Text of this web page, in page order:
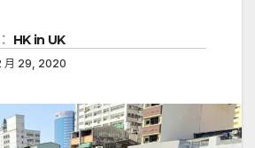
HK in UK
月 29, 2020